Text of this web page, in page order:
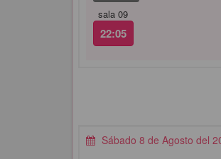
sala 09
22:05
Sábado 8 de Agosto del